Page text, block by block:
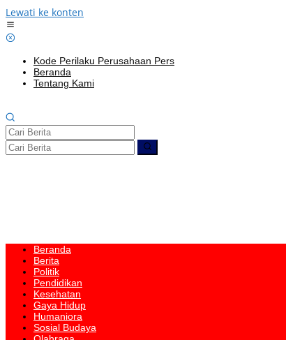
Lewati ke konten
Kode Perilaku Perusahaan Pers
Beranda
Tentang Kami
Beranda
Berita
Politik
Pendidikan
Kesehatan
Gaya Hidup
Humaniora
Sosial Budaya